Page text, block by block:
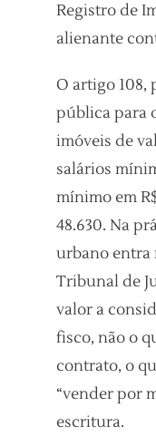
Registro de
alienante
O artigo 108,
pública para
imóveis de
salários
mínimo em
48.630. Na
urbano entra
Tribunal de
valor a
fisco, não o
contrato, o
“vender por
escritura.